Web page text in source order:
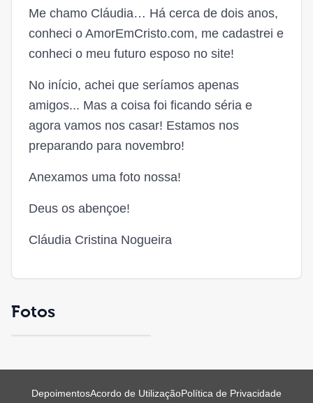
Me chamo Cláudia… Há cerca de dois anos,
conheci o AmorEmCristo.com, me cadastrei e
conheci o meu futuro esposo no site!
No início, achei que seríamos apenas
amigos... Mas a coisa foi ficando séria e
agora vamos nos casar! Estamos nos
preparando para novembro!
Anexamos uma foto nossa!
Deus os abençoe!
Cláudia Cristina Nogueira
Fotos
DepoimentosAcordo de UtilizaçãoPolítica de Privacidade